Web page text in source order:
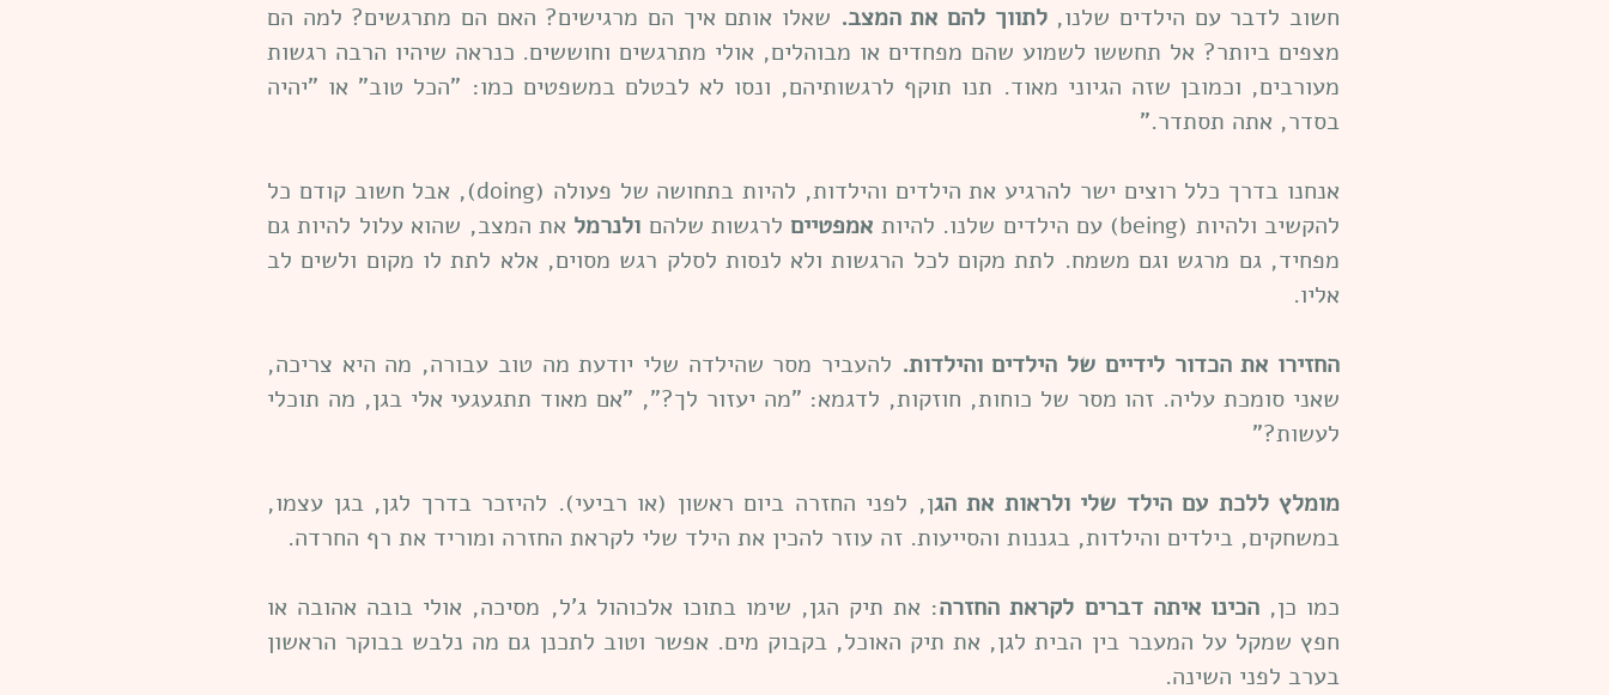
חשוב לדבר עם הילדים שלנו,לתווך להם את המצב. שאלו אותם איך הם מרגישים? האם הם מתרגשים? למה הם
מצפים ביותר? אל תחששו לשמוע שהם מפחדים או מבוהלים, אולי מתרגשים וחוששים. כנראה שיהיו הרבה רגשות
מעורבים, וכמובן שזה הגיוני מאוד. תנו תוקף לרגשותיהם, ונסו לא לבטלם במשפטים כמו: "הכל טוב" או "יהיה
בסדר, אתה תסתדר."
אנחנו בדרך כלל רוצים ישר להרגיע את הילדים והילדות, להיות בתחושה של פעולה (doing), אבל חשוב קודם כל
להקשיב ולהיות (being) עם הילדים שלנו. להיות
אמפטייםלרגשות שלהם ולנרמל את המצב, שהוא עלול להיות גם
מפחיד, גם מרגש וגם משמח. לתת מקום לכל הרגשות ולא לנסות לסלק רגש מסוים, אלא לתת לו מקום ולשים לב
אליו.
החזירו את הכדור לידיים של הילדים והילדות. להעביר מסר שהילדה שלי יודעת מה טוב עבורה, מה היא צריכה,
שאני סומכת עליה. זהו מסר של כוחות, חוזקות, לדגמא: "מה יעזור לך?", "אם מאוד תתגעגעי אלי בגן, מה תוכלי
לעשות?"
מומלץ ללכת עם הילד שלי ולראות את הגן, לפני החזרה ביום ראשון (או רביעי). להיזכר בדרך לגן, בגן עצמו,
במשחקים, בילדים והילדות, בגננות והסייעות. זה עוזר להכין את הילד שלי לקראת החזרה ומוריד את רף החרדה.
כמו כן,הכינו איתה דברים לקראת החזרה: את תיק הגן, שימו בתוכו אלכוהול ג'ל, מסיכה, אולי בובה אהובה או
חפץ שמקל על המעבר בין הבית לגן, את תיק האוכל, בקבוק מים. אפשר וטוב לתכנן גם מה נלבש בבוקר הראשון
בערב לפני השינה.